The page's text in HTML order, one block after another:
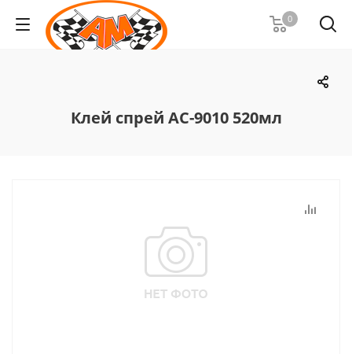
0
Клей спрей АС-9010 520мл